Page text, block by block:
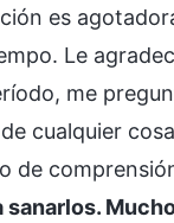
es
Le
me
cualquier
de